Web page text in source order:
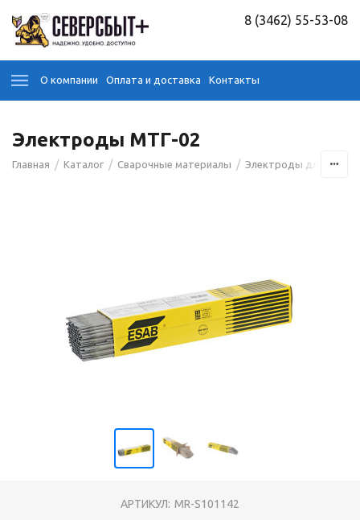
8 (3462) 55-53-08
О компании Оплата и доставка Контакты
Электроды МТГ-02
Главная / Каталог / Сварочные материалы / Электроды для сварки
АРТИКУЛ: MR-S101142